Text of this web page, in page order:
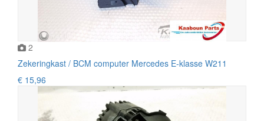
2
Zekeringkast / BCM computer Mercedes E-klasse W211
€ 15,96